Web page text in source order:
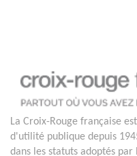
La Croix-Rouge française
d'utilité publique depuis
dans les statuts adoptés